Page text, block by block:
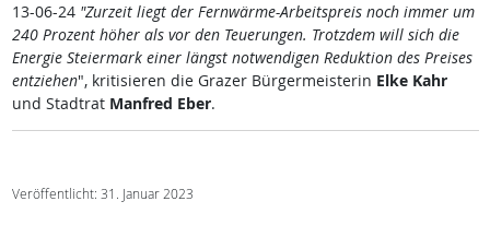
13-06-24 "Zur­zeit liegt der Fern­wär­me-Ar­beit­s­preis noch im­mer um
240 Pro­zent höh­er als vor den Teue­run­gen. Trotz­dem will sich die
En­er­gie Stei­er­mark ei­ner längst not­wen­di­gen Re­duk­ti­on des Prei­ses
ent­zie­hen", kri­ti­sie­ren die Gra­zer Bür­ger­meis­te­rin El­ke Kahr
und Stadt­rat Man­f­red Eber.
Veröffentlicht: 31. Januar 2023